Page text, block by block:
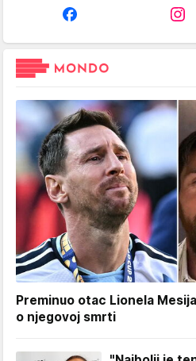
Preminuo otac Lionela
o njegovoj smrti